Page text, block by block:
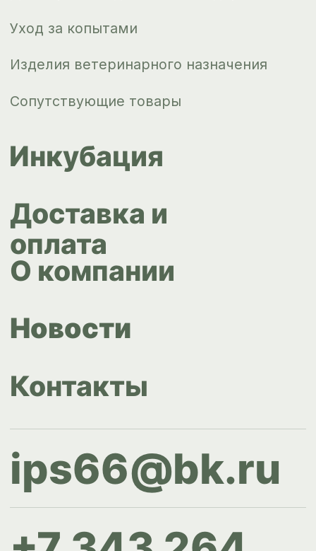
ips66@bk.ru
+7 343 264
Политика конфиденциальности
Согласие на обработку
персональных данных